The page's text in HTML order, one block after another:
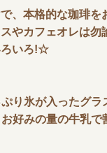
、本格的な珈琲を
やカフェオレは
ろいろ!☆
り氷が入ったグラ
好みの量の牛乳で